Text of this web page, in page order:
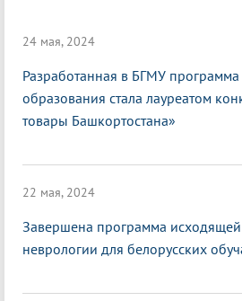
24 мая, 2024
Разработанная в БГМУ
образования стала лауреатом
товары Башкортостана»
22 мая, 2024
Завершена программа
неврологии для белорусских